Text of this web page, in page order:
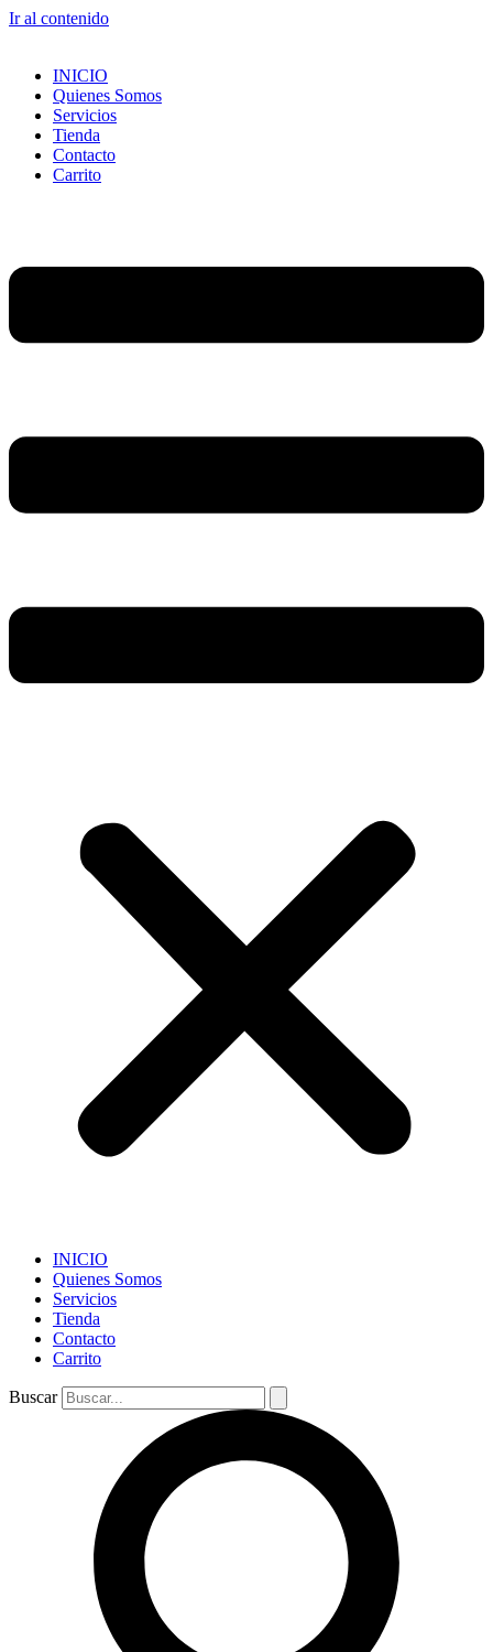
Ir al contenido
INICIO
Quienes Somos
Servicios
Tienda
Contacto
Carrito
INICIO
Quienes Somos
Servicios
Tienda
Contacto
Carrito
Buscar